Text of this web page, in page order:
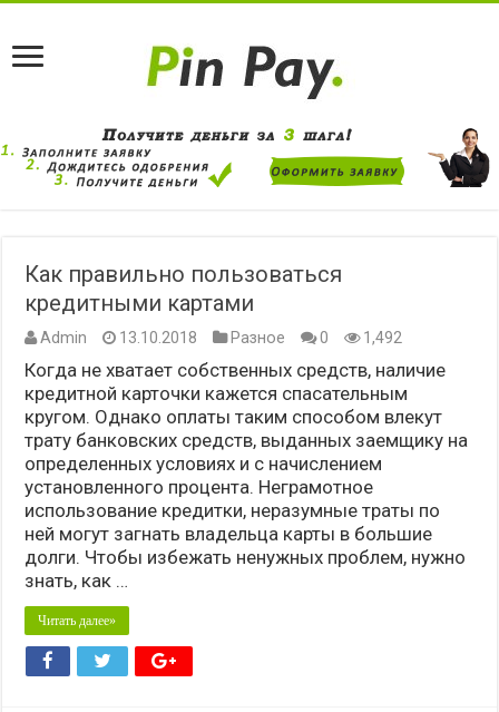
Как правильно пользоваться
кредитными картами
Admin 13.10.2018 Разное 0 1,492
Когда не хватает собственных средств, наличие
кредитной карточки кажется спасательным
кругом. Однако оплаты таким способом влекут
трату банковских средств, выданных заемщику на
определенных условиях и с начислением
установленного процента. Неграмотное
использование кредитки, неразумные траты по
ней могут загнать владельца карты в большие
долги. Чтобы избежать ненужных проблем, нужно
знать, как …
Читать далее»